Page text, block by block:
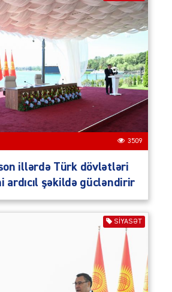
3509
illərdə Türk dövlətləri
ardıcıl şəkildə gücləndirir
SIYASƏT